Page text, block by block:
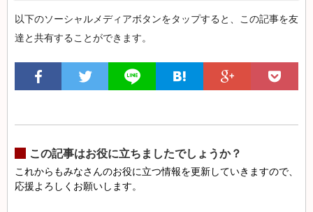
以下のソーシャルメディアボタンをタップすると、この記事を友
達と共有することができます。
この記事はお役に立ちましたでしょうか？
これからもみなさんのお役に立つ情報を更新していきますので、
応援よろしくお願いします。